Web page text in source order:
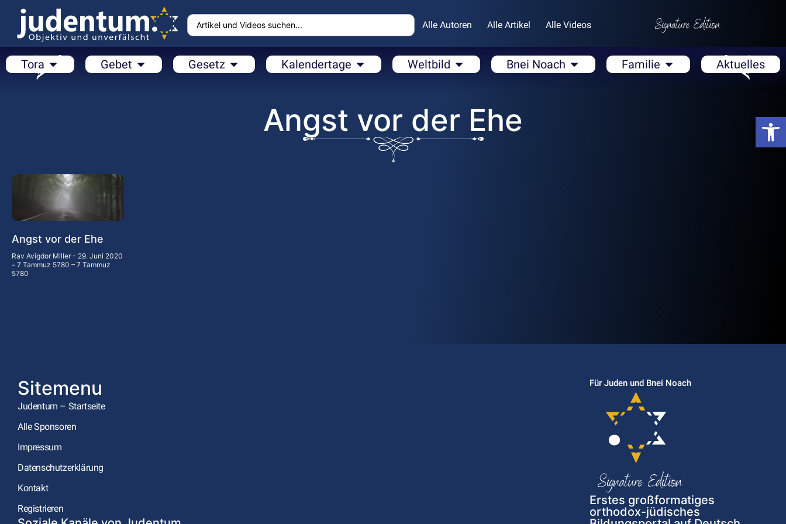
Alle Autoren Alle Artikel Alle Videos
Tora Gebet Gesetz Kalendertage Weltbild Bnei Noach Familie Aktuelles
Angst vor der Ehe
Angst vor der Ehe
Rav Avigdor Miller
29. Juni 2020
– 7 Tammuz 5780 – 7 Tammuz
5780
Sitemenu
Judentum – Startseite
Alle Sponsoren
Impressum
Datenschutzerklärung
Kontakt
Registrieren
Für Juden und Bnei Noach
Erstes großformatiges
orthodox-jüdisches